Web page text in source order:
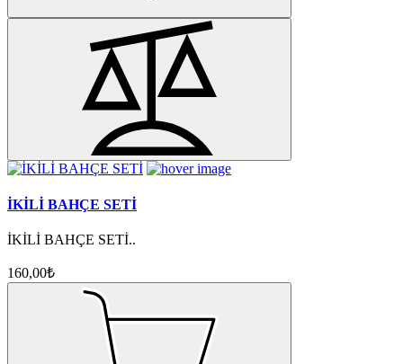
İKİLİ BAHÇE SETİ
İKİLİ BAHÇE SETİ..
160,00₺